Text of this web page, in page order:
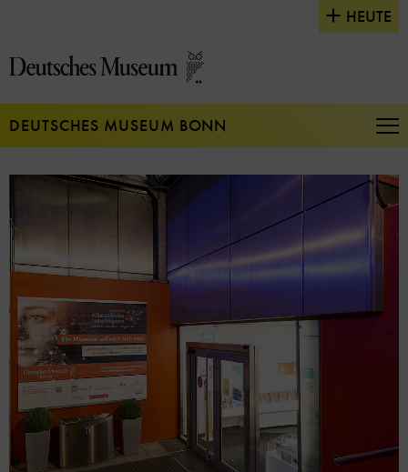
Seiteninhalt
springen
HEUTE
DEUTSCHES MUSEUM BONN